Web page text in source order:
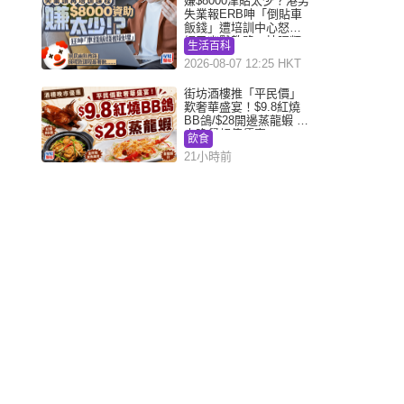
失業報ERB呻「倒貼車
飯錢」遭培訓中心怒轟
網民幽默教路：揀呢類
課程唔會蝕...
生活百科
2026-08-07 12:25 HKT
街坊酒樓推「平民價」
歎奢華盛宴！$9.8紅燒
BB鴿/$28開邊蒸龍蝦 3
大晚餐超值優惠
飲食
21小時前